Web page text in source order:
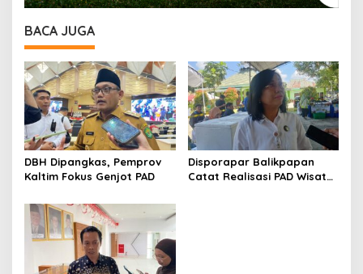
BACA JUGA
DBH Dipangkas, Pemprov
Kaltim Fokus Genjot PAD
Disporapar Balikpapan
Catat Realisasi PAD Wisata